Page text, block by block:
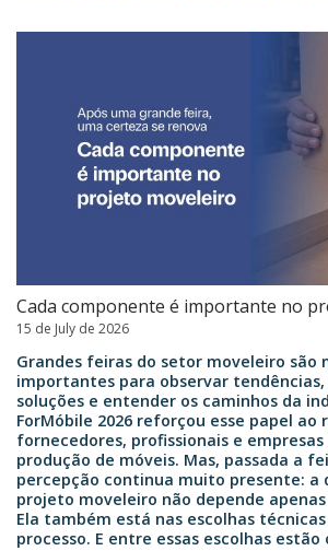
Cada componente é importante no
15 de July de 2026
Grandes feiras do setor moveleiro são
importantes para observar
soluções e entender os caminhos da
ForMóbile 2026 reforçou esse papel ao
fornecedores, profissionais e empresas
produção de móveis. Mas, passada a
percepção continua muito presente: a
projeto moveleiro não depende
Ela também está nas escolhas
processo. E entre essas escolhas